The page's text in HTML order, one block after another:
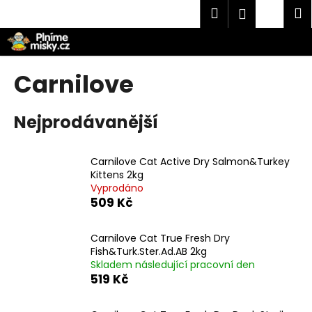
obsah
Hledat
Carnilove
Nejprodávanější
Carnilove Cat Active Dry Salmon&Turkey
Kittens 2kg
Vyprodáno
509 Kč
Carnilove Cat True Fresh Dry
Fish&Turk.Ster.Ad.AB 2kg
Skladem následující pracovní den
519 Kč
o
š
í
Zpět
Zpět
C
o
p
o